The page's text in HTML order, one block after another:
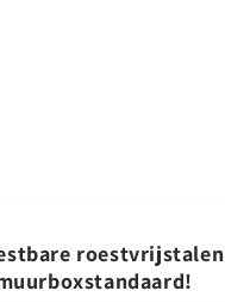
roestvrijstalen